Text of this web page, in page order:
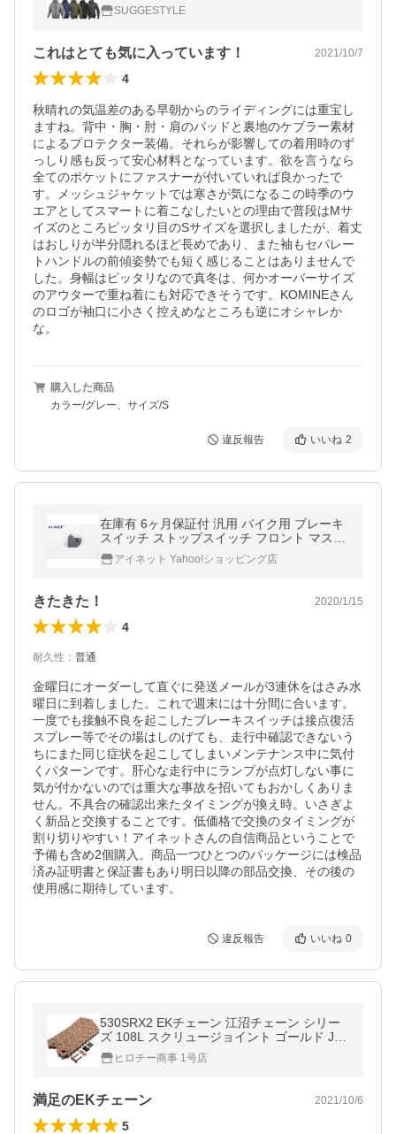
SUGGESTYLE
これはとても気に入っています！ 2021/10/7
4
秋晴れの気温差のある早朝からのライディングには重宝し
ますね。背中・胸・肘・肩のパッドと裏地のケブラー素材
によるプロテクター装備。それらが影響しての着用時のず
っしり感も反って安心材料となっています。欲を言うなら
全てのポケットにファスナーが付いていれば良かったで
す。メッシュジャケットでは寒さが気になるこの時季のウ
エアとしてスマートに着こなしたいとの理由で普段はMサ
イズのところピッタリ目のSサイズを選択しましたが、着丈
はおしりが半分隠れるほど長めであり、また袖もセパレー
トハンドルの前傾姿勢でも短く感じることはありませんで
した。身幅はピッタリなので真冬は、何かオーバーサイズ
のアウターで重ね着にも対応できそうです。KOMINEさん
のロゴが袖口に小さく控えめなところも逆にオシャレか
な。
購入した商品
カラー/グレー、サイズ/S
違反報告 いいね 2
在庫有 6ヶ月保証付 汎用 バイク用 ブレーキ
スイッチ ストップスイッチ フロント マスタ
ーシリンダー 右側用 aiNET アイネット
アイネット Yahoo!ショッピング店
きたきた！ 2020/1/15
4
耐久性 ： 普通
金曜日にオーダーして直ぐに発送メールが3連休をはさみ水
曜日に到着しました。これで週末には十分間に合います。
一度でも接触不良を起こしたブレーキスイッチは接点復活
スプレー等でその場はしのげても、走行中確認できないう
ちにまた同じ症状を起こしてしまいメンテナンス中に気付
くパターンです。肝心な走行中にランプが点灯しない事に
気が付かないのでは重大な事故を招いてもおかしくありま
せん。不具合の確認出来たタイミングが換え時。いさぎよ
く新品と交換することです。低価格で交換のタイミングが
割り切りやすい！アイネットさんの自信商品ということで
予備も含め2個購入。商品一つひとつのパッケージには検品
済み証明書と保証書もあり明日以降の部品交換、その後の
使用感に期待しています。
違反報告 いいね 0
530SRX2 EKチェーン 江沼チェーン シリー
ズ 108L スクリュージョイント ゴールド JP
店 ヒロチー商事 1号店
満足のEKチェーン 2021/10/6
5